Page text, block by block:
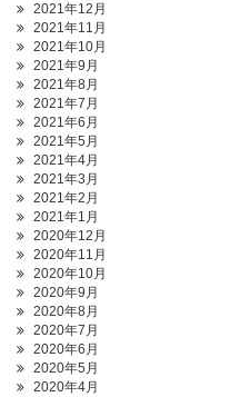
2021年12月
2021年11月
2021年10月
2021年9月
2021年8月
2021年7月
2021年6月
2021年5月
2021年4月
2021年3月
2021年2月
2021年1月
2020年12月
2020年11月
2020年10月
2020年9月
2020年8月
2020年7月
2020年6月
2020年5月
2020年4月